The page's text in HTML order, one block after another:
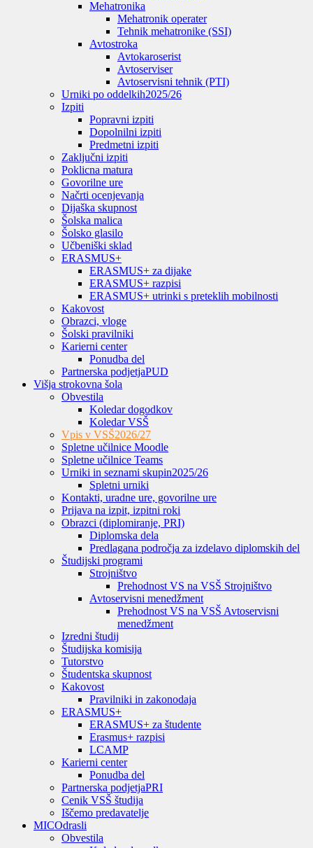
Mehatronika
Mehatronik operater
Tehnik mehatronike (SSI)
Avtostroka
Avtokaroserist
Avtoserviser
Avtoservisni tehnik (PTI)
Urniki po oddelkih2025/26
Izpiti
Popravni izpiti
Dopolnilni izpiti
Predmetni izpiti
Zaključni izpiti
Poklicna matura
Govorilne ure
Načrti ocenjevanja
Dijaška skupnost
Šolska malica
Šolsko glasilo
Učbeniški sklad
ERASMUS+
ERASMUS+ za dijake
ERASMUS+ razpisi
ERASMUS+ utrinki s preteklih mobilnosti
Kakovost
Obrazci, vloge
Šolski pravilniki
Karierni center
Ponudba del
Partnerska podjetjaPUD
Višja strokovna šola
Obvestila
Koledar dogodkov
Koledar VSŠ
Vpis v VSŠ2026/27
Spletne učilnice Moodle
Spletne učilnice Teams
Urniki in seznami skupin2025/26
Spletni urniki
Kontakti, uradne ure, govorilne ure
Prijava na izpit, izpitni roki
Obrazci (diplomiranje, PRI)
Diplomska dela
Predlagana področja za izdelavo diplomskih del
Študijski programi
Strojništvo
Prehodnost VS na VSŠ Strojništvo
Avtoservisni menedžment
Prehodnost VS na VSŠ Avtoservisni
menedžment
Izredni študij
Študijska komisija
Tutorstvo
Študentska skupnost
Kakovost
Pravilniki in zakonodaja
ERASMUS+
ERASMUS+ za študente
Erasmus+ razpisi
LCAMP
Karierni center
Ponudba del
Partnerska podjetjaPRI
Cenik VSŠ študija
Iščemo predavatelje
MICOdrasli
Obvestila